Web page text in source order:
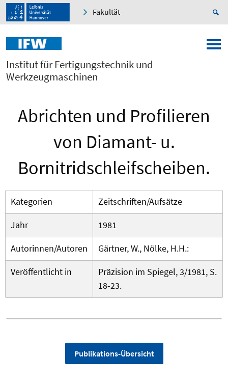
Fakultät
Institut für Fertigungstechnik und
Werkzeugmaschinen
Abrichten und Profilieren
von Diamant- u.
Bornitridschleifscheiben.
Kategorien
Zeitschriften/Aufsätze
Jahr
1981
Autorinnen/Autoren
Gärtner, W., Nölke, H.H.:
Veröffentlicht in
Präzision im Spiegel, 3/1981, S.
18-23.
Publikations-Übersicht